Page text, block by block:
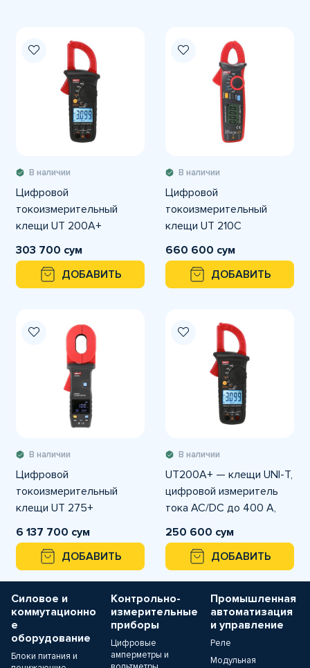
В наличии
Цифровой
токоизмерительный
клещи UT 200A+
303 700 сум
ДОБАВИТЬ
В наличии
Цифровой
токоизмерительный
клещи UT 210C
660 600 сум
ДОБАВИТЬ
В наличии
Цифровой
токоизмерительный
клещи UT 275+
6 137 700 сум
ДОБАВИТЬ
В наличии
UT200A+ — клещи UNI-T,
цифровой измеритель
тока AC/DC до 400 A,
напряжение до 600 V,
True RMS.
250 600 сум
ДОБАВИТЬ
Силовое и
коммутационно
е
оборудование
Блоки питания и
Контрольно-
измерительные
приборы
Цифровые
амперметры и
Промышленная
автоматизация
и управление
Реле
Модульная